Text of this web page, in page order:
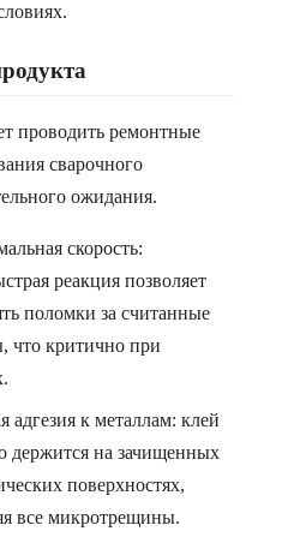
проводить ремонтные
сварочного
ожидания.
скорость:
реакция позволяет
поломки за считанные
что критично при
адгезия к металлам: клей
держится на зачищенных
поверхностях,
все микротрещины.